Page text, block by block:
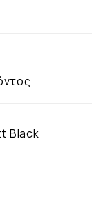
Black